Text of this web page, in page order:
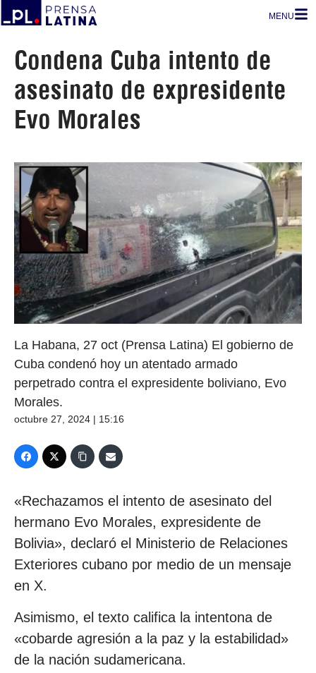
MENU
Condena Cuba intento de
asesinato de expresidente
Evo Morales
La Habana, 27 oct (Prensa Latina) El gobierno de
Cuba condenó hoy un atentado armado
perpetrado contra el expresidente boliviano, Evo
Morales.
octubre 27, 2024 | 15:16
«Rechazamos el intento de asesinato del
hermano Evo Morales, expresidente de
Bolivia», declaró el Ministerio de Relaciones
Exteriores cubano por medio de un mensaje
en X.
Asimismo, el texto califica la intentona de
«cobarde agresión a la paz y la estabilidad»
de la nación sudamericana.